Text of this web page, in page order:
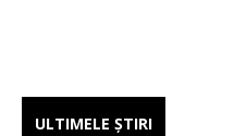
ULTIMELE ŞTIRI